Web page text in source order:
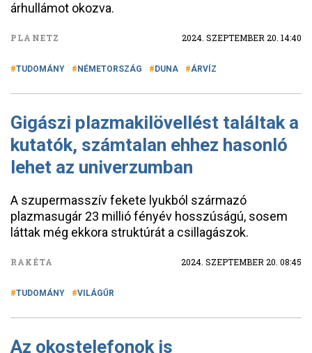
árhullámot okozva.
PLANETZ 2024. SZEPTEMBER 20. 14:40
TUDOMÁNY NÉMETORSZÁG DUNA ÁRVÍZ
Gigászi plazmakilövellést találtak a
kutatók, számtalan ehhez hasonló
lehet az univerzumban
A szupermasszív fekete lyukból származó
plazmasugár 23 millió fényév hosszúságú, sosem
láttak még ekkora struktúrát a csillagászok.
RAKÉTA 2024. SZEPTEMBER 20. 08:45
TUDOMÁNY VILÁGŰR
Az okostelefonok is